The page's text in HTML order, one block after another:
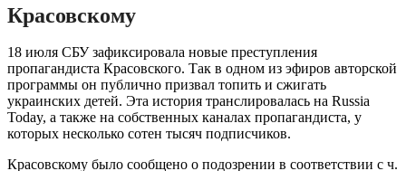
Красовскому
18 июля СБУ зафиксировала новые преступления
пропагандиста Красовского. Так в одном из эфиров авторской
программы он публично призвал топить и сжигать
украинских детей. Эта история транслировалась на Russia
Today, а также на собственных каналах пропагандиста, у
которых несколько сотен тысяч подписчиков.
Красовскому было сообщено о подозрении в соответствии с ч.